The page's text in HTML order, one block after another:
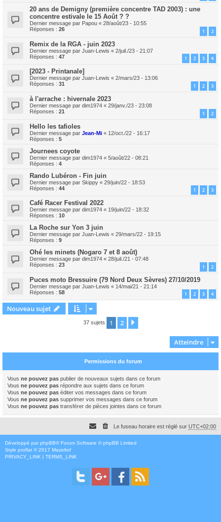
20 ans de Demigny (première concentre TAD 2003) : une
concentre estivale le 15 Août ? ?
Dernier message par Papou « 28/août/23 - 10:55
Réponses : 26 1 2
Remix de la RGA - juin 2023
Dernier message par Juan-Lewis « 2/juil./23 - 21:07
Réponses : 47 1 2 3 4
[2023 - Printanale]
Dernier message par Juan-Lewis « 2/mars/23 - 13:06
Réponses : 31 1 2 3
à l'arrache : hivernale 2023
Dernier message par dim1974 « 29/janv./23 - 23:08
Réponses : 21 1 2
Hello les tafioles
Dernier message par Jean-Mi « 12/oct./22 - 16:17
Réponses : 5
Journees coyote
Dernier message par dim1974 « 5/août/22 - 08:21
Réponses : 4
Rando Lubéron - Fin juin
Dernier message par Skippy « 29/juin/22 - 18:53
Réponses : 44 1 2 3
Café Racer Festival 2022
Dernier message par dim1974 « 19/juin/22 - 18:32
Réponses : 10
La Roche sur Yon 3 juin
Dernier message par Juan-Lewis « 29/mars/22 - 19:15
Réponses : 9
Ohé les minets (Nogaro 7 et 8 août)
Dernier message par dim1974 « 28/juil./21 - 07:48
Réponses : 23 1 2
Puces moto Bressuire (79 Nord Deux Sèvres) 27/10/2019
Dernier message par Juan-Lewis « 14/mai/21 - 21:14
Réponses : 58 1 2 3 4
Nouveau sujet
37 sujets 1 2
Atteindre
Permissions du forum
Vous ne pouvez pas publier de nouveaux sujets dans ce forum
Vous ne pouvez pas répondre aux sujets dans ce forum
Vous ne pouvez pas éditer vos messages dans ce forum
Vous ne pouvez pas supprimer vos messages dans ce forum
Vous ne pouvez pas transférer de pièces jointes dans ce forum
Le fuseau horaire est réglé sur UTC+02:00
Développé par phpBB® Forum Software © phpBB Limited
Style proflat © 2017 Mazeltof
PRIVACY_LINK
TERMS_LINK